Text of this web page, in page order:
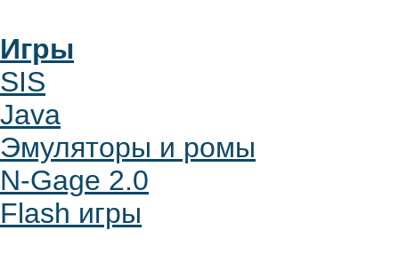
Игры
SIS
Java
Эмуляторы и ромы
N-Gage 2.0
Flash игры